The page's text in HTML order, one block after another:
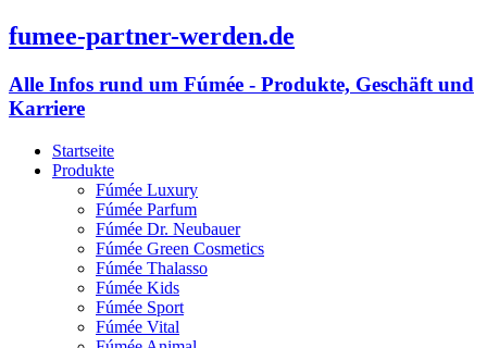
fumee-partner-werden.de
Alle Infos rund um Fúmée - Produkte, Geschäft und
Karriere
Startseite
Produkte
Fúmée Luxury
Fúmée Parfum
Fúmée Dr. Neubauer
Fúmée Green Cosmetics
Fúmée Thalasso
Fúmée Kids
Fúmée Sport
Fúmée Vital